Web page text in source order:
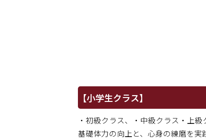
【小学生クラス】
・初級クラス、・中級クラス・上級
基礎体力の向上と、心身の練磨を